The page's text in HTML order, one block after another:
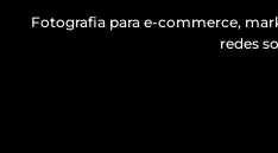
Fotografia para e-commerce,
redes